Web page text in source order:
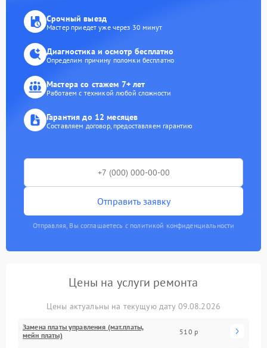
Срочный выезд
Мастер приедет уже через 30 минут
Диагностика и осмотр бесплатно
Определим причину поломки бесплатно
Мастера со стажем 7+ лет
Работаем с техникой любой сложности
Гарантия до 12 месяцев
Составляем договор, предоставляем гарантию
Отправить заявку
Отправляя, Вы соглашаетесь с политикой конфиденциальности
Цены на услуги ремонта
Цены актуальны на текущую дату 09.08.2026
Замена платы управления (мат.платы,
мейн платы)
510 р